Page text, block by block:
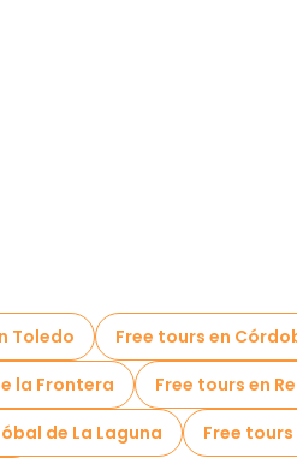
Toledo Free tours en
la Frontera Free tours en
de La Laguna Free